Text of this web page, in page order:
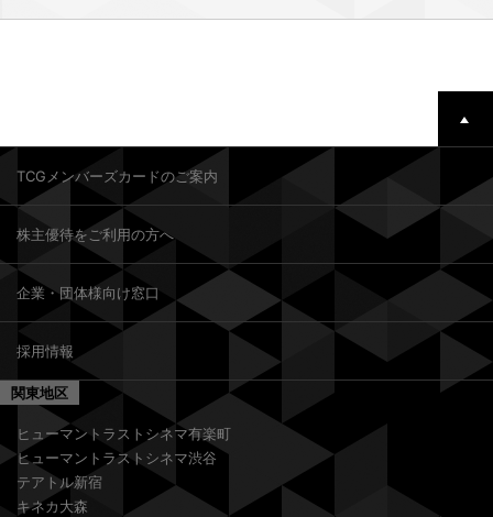
TCGメンバーズカードのご案内
株主優待をご利用の方へ
企業・団体様向け窓口
採用情報
関東地区
ヒューマントラストシネマ有楽町
ヒューマントラストシネマ渋谷
テアトル新宿
キネカ大森